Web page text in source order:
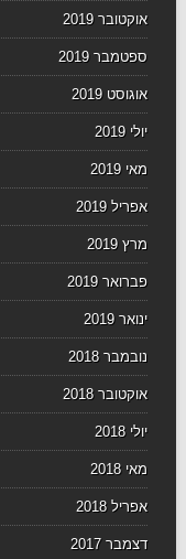
אוקטובר 2019
ספטמבר 2019
אוגוסט 2019
יולי 2019
מאי 2019
אפריל 2019
מרץ 2019
פברואר 2019
ינואר 2019
נובמבר 2018
אוקטובר 2018
יולי 2018
מאי 2018
אפריל 2018
דצמבר 2017